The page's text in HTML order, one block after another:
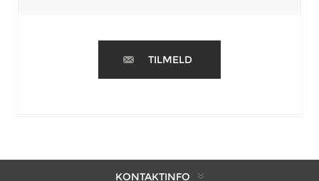
TILMELD
KONTAKTINFO